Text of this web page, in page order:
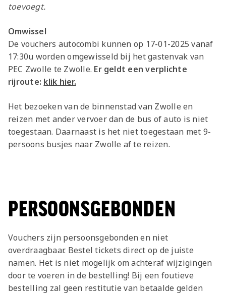
toevoegt.
Omwissel
De vouchers autocombi kunnen op 17-01-2025 vanaf
17:30u worden omgewisseld bij het gastenvak van
PEC Zwolle te Zwolle. Er geldt een verplichte
rijroute: klik hier.
Het bezoeken van de binnenstad van Zwolle en
reizen met ander vervoer dan de bus of auto is niet
toegestaan. Daarnaast is het niet toegestaan met 9-
persoons busjes naar Zwolle af te reizen.
PERSOONSGEBONDEN
Vouchers zijn persoonsgebonden en niet
overdraagbaar. Bestel tickets direct op de juiste
namen. Het is niet mogelijk om achteraf wijzigingen
door te voeren in de bestelling! Bij een foutieve
bestelling zal geen restitutie van betaalde gelden